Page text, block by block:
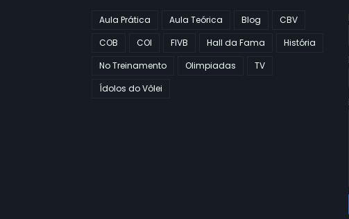
Aula Prática Aula Teórica Blog
CBV
COB
COI FIVB Hall da Fama
História
No Treinamento
Olimpiadas
TV
Ídolos do Vôlei